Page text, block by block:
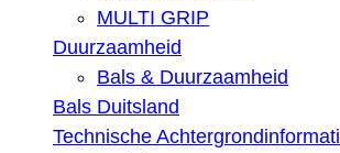
MULTI GRIP
Duurzaamheid
Bals & Duurzaamheid
Bals Duitsland
Technische